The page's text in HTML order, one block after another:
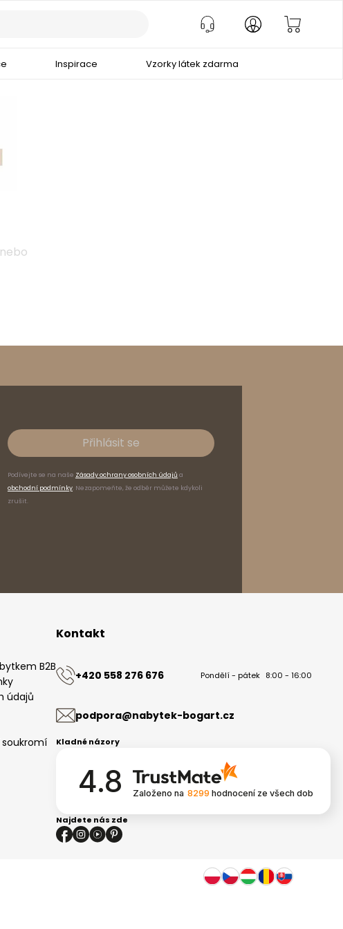
Inspirace Vzorky látek zdarma
Přihlásit se
Podívejte se na naše Zásady ochrany osobních údajů a
obchodní podmínky. Nezapomeňte, že odběr můžete kdykoli
zrušit.
B2B
údajů
Kontakt
+420 558 276 676 Pondělí - pátek 8:00 - 16:00
podpora@nabytek-bogart.cz
Kladné názory
4.8 Založeno na 8299 hodnocení ze všech dob
Najdete nás zde